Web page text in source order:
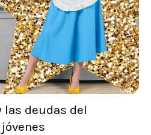
las deudas del